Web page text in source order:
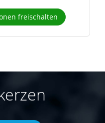
freischalten